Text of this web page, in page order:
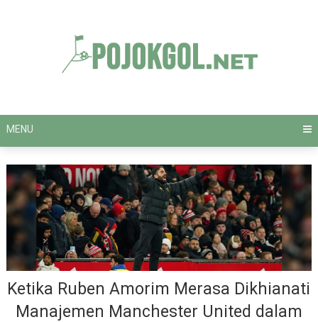
MENU
Ketika Ruben Amorim Merasa Dikhianati
Manajemen Manchester United dalam